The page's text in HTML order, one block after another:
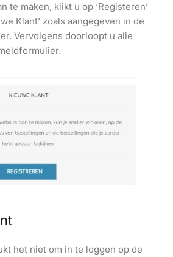
te maken, klikt u op ‘Registeren’
Klant’ zoals aangegeven in de
Vervolgens doorloopt u alle
het niet om in te loggen op de